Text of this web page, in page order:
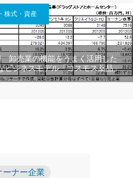
株式・資産
卸売業の機能をうまく活用した
ビジネスモデル「コスモス薬品」
ーナー企業